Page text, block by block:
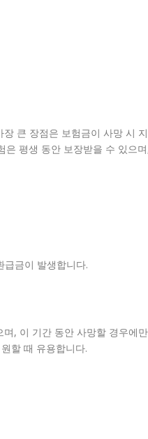
큰 장점은 보험금이 사망 시
평생 동안 보장받을 수 있으
금이 발생합니다.
, 이 기간 동안 사망할 경우에
할 때 유용합니다.